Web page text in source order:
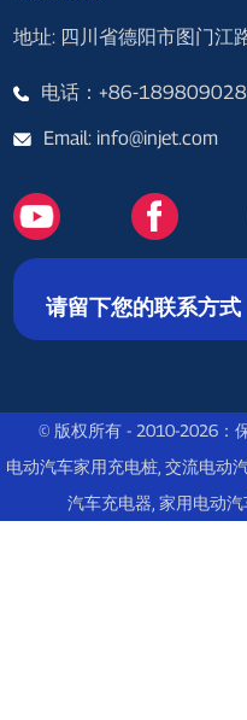
地址: 四川省德阳市图门江
电话：+86-
Email: info@injet.com
请留下您的联系方式
© 版权所有 - 2010-2026：
电动汽车家用充电桩 交流电动
汽车充电器 家用电动